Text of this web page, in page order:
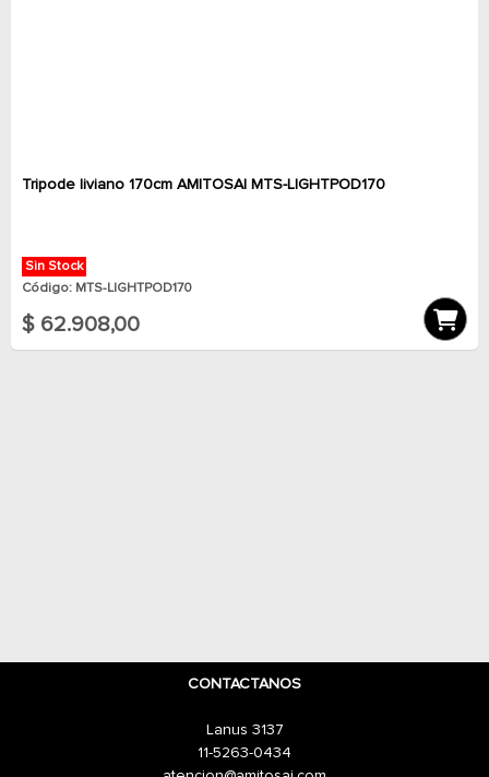
Tripode liviano 170cm AMITOSAI MTS-LIGHTPOD170
Sin Stock
Código: MTS-LIGHTPOD170
$ 62.908,00
CONTACTANOS
Lanus 3137
11-5263-0434